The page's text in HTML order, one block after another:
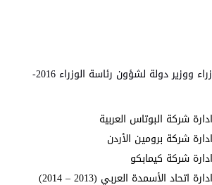
نائب رئيس الوزراء ووزير دولة لشؤون رئاسة الوزراء 2016-
شركة البوتاس العربية
شركة برومين الأردن
شركة كيمابكو
الأسمدة العربي (2013 – 2014)